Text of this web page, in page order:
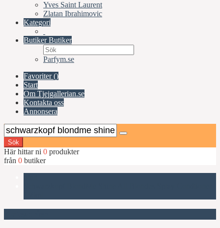
Yves Saint Laurent
Zlatan Ibrahimovic
Kategori
ButikerButiker
Parfym.se
Favoriter ()
Start
Om Tjejgallerian.se
Kontakta oss
Annonsera
Sök
Här hittar ni 0 produkter
från 0 butiker